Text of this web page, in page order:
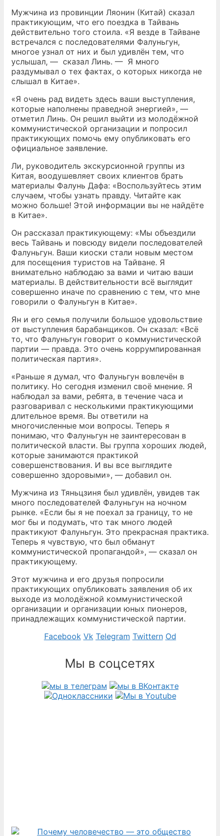
Мужчина из провинции Ляонин (Китай) сказал
практикующим, что его поездка в Тайвань
действительно того стоила. «Я везде в Тайване
встречался с последователями Фалуньгун,
многое узнал от них и был удивлён тем, что
услышал, — сказал Линь. — Я много
раздумывал о тех фактах, о которых никогда не
слышал в Китае».
«Я очень рад видеть здесь ваши выступления,
которые наполнены праведной энергией», —
отметил Линь. Он решил выйти из молодёжной
коммунистической организации и попросил
практикующих помочь ему опубликовать его
официальное заявление.
Ли, руководитель экскурсионной группы из
Китая, воодушевляет своих клиентов брать
материалы Фалунь Дафа: «Воспользуйтесь этим
случаем, чтобы узнать правду. Читайте как
можно больше! Этой информации вы не найдёте
в Китае».
Он рассказал практикующему: «Мы объездили
весь Тайвань и повсюду видели последователей
Фалуньгун. Ваши киоски стали новым местом
для посещения туристов на Тайване. Я
внимательно наблюдаю за вами и читаю ваши
материалы. В действительности всё выглядит
совершенно иначе по сравнению с тем, что мне
говорили о Фалуньгун в Китае».
Ян и его семья получили большое удовольствие
от выступления барабанщиков. Он сказал: «Всё
то, что Фалуньгун говорит о коммунистической
партии — правда. Это очень коррумпированная
политическая партия».
«Раньше я думал, что Фалуньгун вовлечён в
политику. Но сегодня изменил своё мнение. Я
наблюдал за вами, ребята, в течение часа и
разговаривал с несколькими практикующими
длительное время. Вы ответили на
многочисленные мои вопросы. Теперь я
понимаю, что Фалуньгун не заинтересован в
политической власти. Вы группа хороших людей,
которые занимаются практикой
совершенствования. И вы все выглядите
совершенно здоровыми», — добавил он.
Мужчина из Тяньцзиня был удивлён, увидев так
много последователей Фалуньгун на ночном
рынке. «Если бы я не поехал за границу, то не
мог бы и подумать, что так много людей
практикуют Фалуньгун. Это прекрасная практика.
Теперь я чувствую, что был обманут
коммунистической пропагандой», — сказал он
практикующему.
Этот мужчина и его друзья попросили
практикующих опубликовать заявления об их
выходе из молодёжной коммунистической
организации и организации юных пионеров,
принадлежащих коммунистической партии.
Facebook Vk Telegram Twittern Od
Мы в соцсетях